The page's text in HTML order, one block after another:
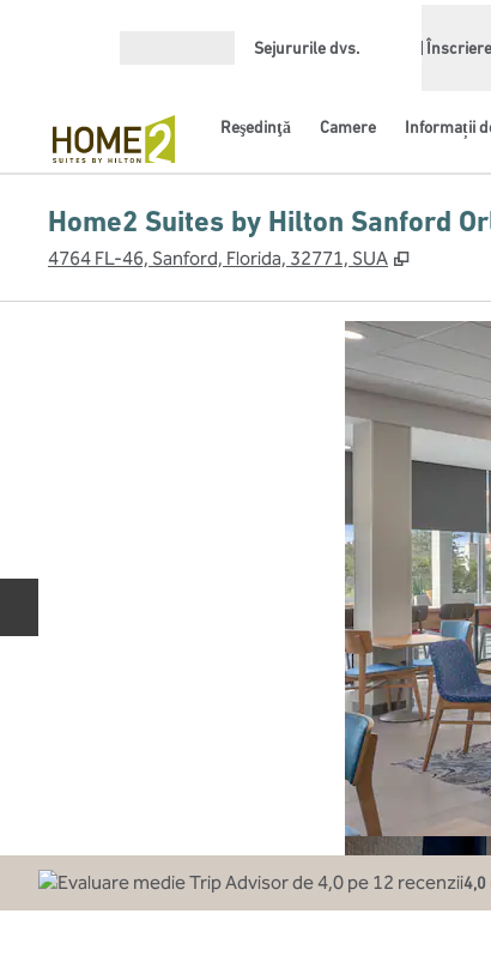
Sejururile dvs. Înscriere
Reşedinţă Camere Informații
Home2 Suites by Hilton Sanford
4764 FL-46, Sanford, Florida, 32771, SUA ,
4,0